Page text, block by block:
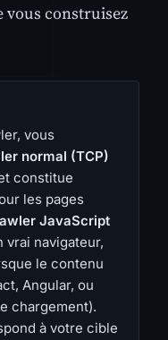
vous construisez
vous
normal (TCP)
constitue
les pages
JavaScript
vrai navigateur,
le contenu
Angular, ou
chargement).
à votre cible